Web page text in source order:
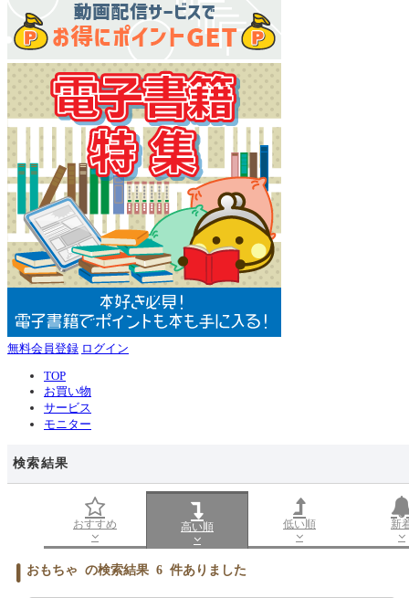
無料会員登録 ログイン
TOP
お買い物
サービス
モニター
検索結果
おすすめ 高い順 低い順 新
おもちゃ の検索結果 6 件ありました